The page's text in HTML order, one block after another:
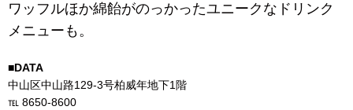
ワッフルほか綿飴がのっかったユニークなドリンク
メニューも。
■DATA
中山区中山路129-3号柏威年地下1階
℡ 8650-8600